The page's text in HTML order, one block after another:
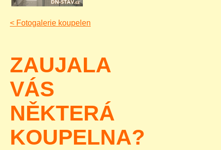
< Fotogalerie koupelen
ZAUJALA
VÁS
NĚKTERÁ
KOUPELNA?